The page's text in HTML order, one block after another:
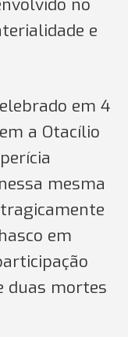
no
e
em 4
a Otacílio
mesma
em
duas mortes